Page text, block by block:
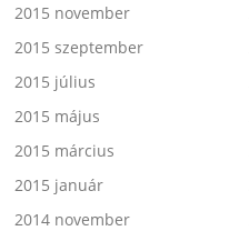
2015 november
2015 szeptember
2015 július
2015 május
2015 március
2015 január
2014 november